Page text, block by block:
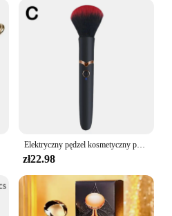
Elektryczny pędzel kosmetyczny podkład róż do policzków sypki pędzel do pudru przybory kosmetyczne zmywalne wibracje akumulatorowe pędzle do makijażu
zł22.98